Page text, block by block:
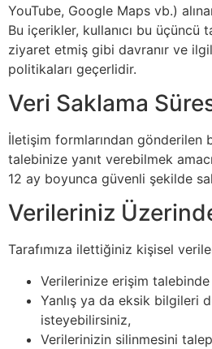
YouTube, Google Maps vb.)
Bu içerikler, kullanıcı bu
ziyaret etmiş gibi davranır ve
politikaları geçerlidir.
Veri Saklama
İletişim formlarından gönderilen
talebinize yanıt verebilmek
12 ay boyunca güvenli şekilde
Verileriniz
Tarafımıza ilettiğiniz kişisel
Verilerinize erişim
Yanlış ya da eksik bilgileri
isteyebilirsiniz,
Verilerinizin silinmesini